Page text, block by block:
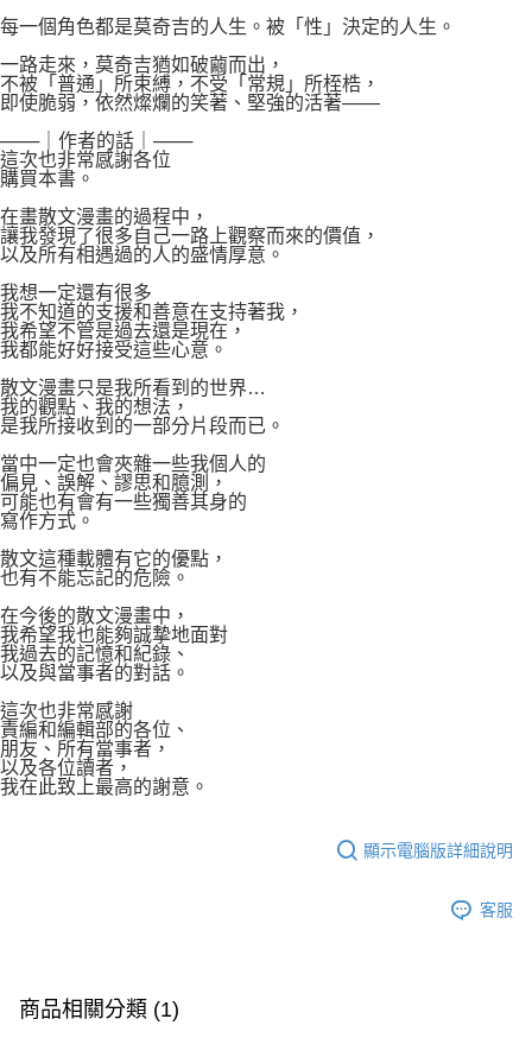
每一個角色都是莫奇吉的人生。被「性」決定的人生。
一路走來，莫奇吉猶如破繭而出，
不被「普通」所束縛，不受「常規」所桎梏，
即使脆弱，依然燦爛的笑著、堅強的活著――
───｜作者的話｜───
這次也非常感謝各位
購買本書。
在畫散文漫畫的過程中，
讓我發現了很多自己一路上觀察而來的價值，
以及所有相遇過的人的盛情厚意。
我想一定還有很多
我不知道的支援和善意在支持著我，
我希望不管是過去還是現在，
我都能好好接受這些心意。
散文漫畫只是我所看到的世界…
我的觀點、我的想法，
是我所接收到的一部分片段而已。
當中一定也會夾雜一些我個人的
偏見、誤解、謬思和臆測，
可能也有會有一些獨善其身的
寫作方式。
散文這種載體有它的優點，
也有不能忘記的危險。
在今後的散文漫畫中，
我希望我也能夠誠摯地面對
我過去的記憶和紀錄、
以及與當事者的對話。
這次也非常感謝
責編和編輯部的各位、
朋友、所有當事者，
以及各位讀者，
我在此致上最高的謝意。
顯示電腦版詳細說明
客服
商品相關分類 (1)